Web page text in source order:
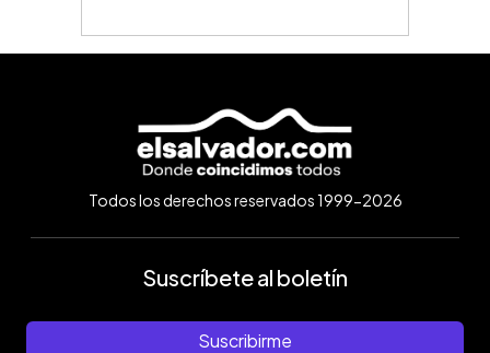
Todos los derechos reservados 1999-2026
Suscríbete al boletín
Suscribirme